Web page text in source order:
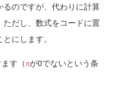
のですが、代わりに計算
だし、数式をコードに置
にします。
す（nが0でないという条